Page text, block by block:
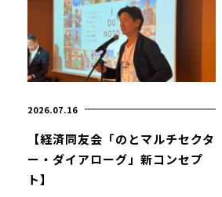
2026.07.16
【経済同友会「のとマルチセクタ
ー・ダイアローグ」新コンセプ
ト】